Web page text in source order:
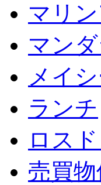
マリ
マン
メイ
ランチ
ロス
売買